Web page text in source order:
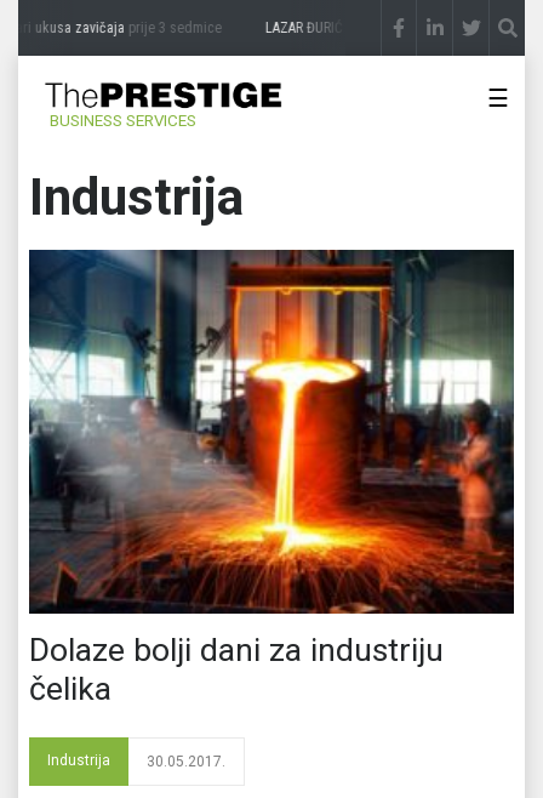
zavičajaprije 3 sedmice LAZAR ĐURIĆ: Promocija potencijal pretvara u
BUSINESS SERVICES
☰
Industrija
Dolaze bolji dani za industriju
čelika
Industrija 30.05.2017.